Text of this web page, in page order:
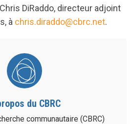
DiRaddo, directeur adjoint
à chris.diraddo@cbrc.net.
du CBRC
communautaire (CBRC)